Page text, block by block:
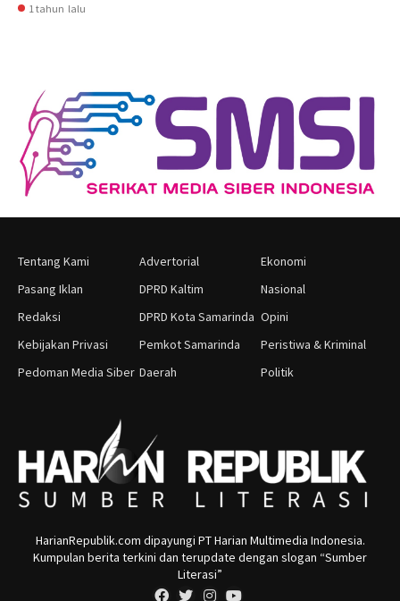
1 tahun lalu
Tentang Kami
Pasang Iklan
Redaksi
Kebijakan Privasi
Pedoman Media Siber
Advertorial
DPRD Kaltim
DPRD Kota Samarinda
Pemkot Samarinda
Daerah
Ekonomi
Nasional
Opini
Peristiwa & Kriminal
Politik
HarianRepublik.com dipayungi PT Harian Multimedia Indonesia.
Kumpulan berita terkini dan terupdate dengan slogan “Sumber
Literasi”